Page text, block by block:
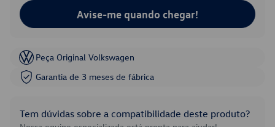
Avise-me quando chegar!
Peça Original Volkswagen
Garantia de 3 meses de fábrica
Tem dúvidas sobre a compatibilidade deste produto?